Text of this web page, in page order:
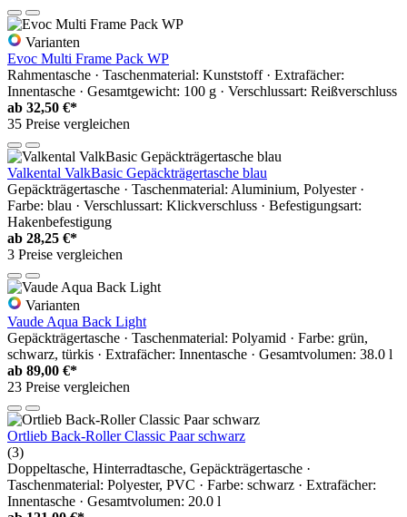
Varianten
Evoc Multi Frame Pack WP
Rahmentasche · Taschenmaterial: Kunststoff · Extrafächer:
Innentasche · Gesamtgewicht: 100 g · Verschlussart: Reißverschluss
ab 32,50 €*
35 Preise vergleichen
Valkental ValkBasic Gepäckträgertasche blau
Gepäckträgertasche · Taschenmaterial: Aluminium, Polyester ·
Farbe: blau · Verschlussart: Klickverschluss · Befestigungsart:
Hakenbefestigung
ab 28,25 €*
3 Preise vergleichen
Varianten
Vaude Aqua Back Light
Gepäckträgertasche · Taschenmaterial: Polyamid · Farbe: grün,
schwarz, türkis · Extrafächer: Innentasche · Gesamtvolumen: 38.0 l
ab 89,00 €*
23 Preise vergleichen
Ortlieb Back-Roller Classic Paar schwarz
(3)
Doppeltasche, Hinterradtasche, Gepäckträgertasche ·
Taschenmaterial: Polyester, PVC · Farbe: schwarz · Extrafächer:
Innentasche · Gesamtvolumen: 20.0 l